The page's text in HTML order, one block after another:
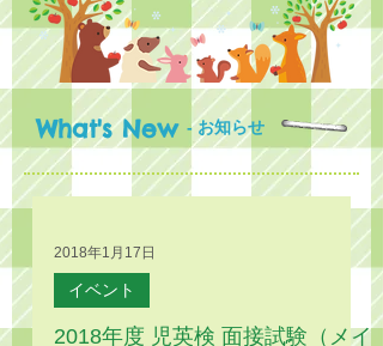
What's New - お知らせ
2018年1月17日
イベント
2018年度 児英検 面接試験（メイ